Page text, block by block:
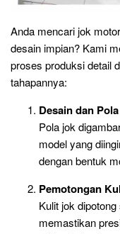
Anda mencari jok
desain impian? Kami
proses produksi detail
tahapannya:
Desain dan
Pola jok
model yang
dengan bentuk
Pemotongan
Kulit jok
memastikan